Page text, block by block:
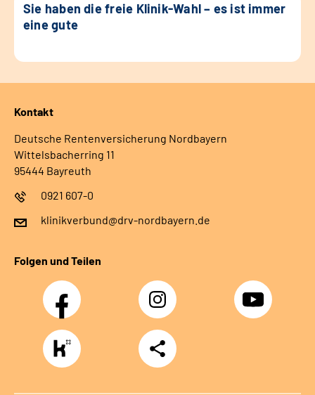
Sie haben die freie Klinik-Wahl – es ist immer
eine gute
Kontakt
Deutsche Rentenversicherung Nordbayern
Wittelsbacherring 11
95444 Bayreuth
0921 607-0
klinikverbund@drv-nordbayern.de
Folgen und Teilen
Facebook Instagram Youtube
https://www.kununu.com/de/deutsche-
rentenversicherung-
nordbayern6
Teilen